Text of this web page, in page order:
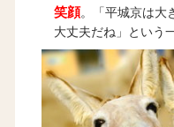
笑顔。「平城京は大
大丈夫だね」という